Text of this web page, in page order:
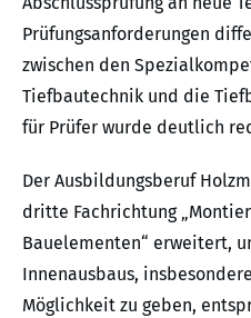
Prüfungsanforderungen
zwischen den
Tiefbautechnik und die
für Prüfer wurde deutlich
Der Ausbildungsberuf
dritte Fachrichtung
Bauelementen“ erweitert,
Innenausbaus,
Möglichkeit zu geben,